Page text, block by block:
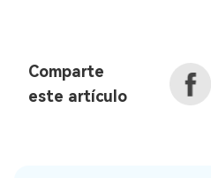
Comparte
este artículo